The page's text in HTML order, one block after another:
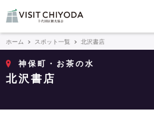
ホーム スポット一覧 北沢書店
神保町・お茶の水
北沢書店